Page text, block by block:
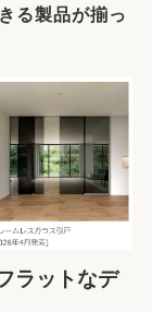
る製品が揃っ
ラットなデ